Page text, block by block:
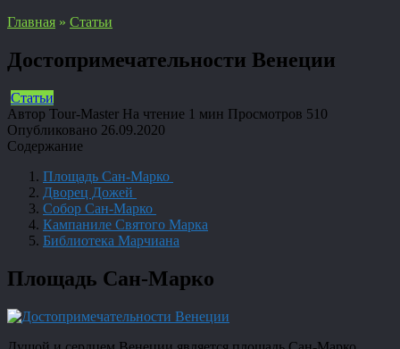
Главная » Статьи
Достопримечательности Венеции
Статьи
Автор Tour-Master На чтение 1 мин Просмотров 510
Опубликовано 26.09.2020
Содержание
Площадь Сан-Марко
Дворец Дожей
Собор Сан-Марко
Кампаниле Святого Марка
Библиотека Марчиана
Площадь Сан-Марко